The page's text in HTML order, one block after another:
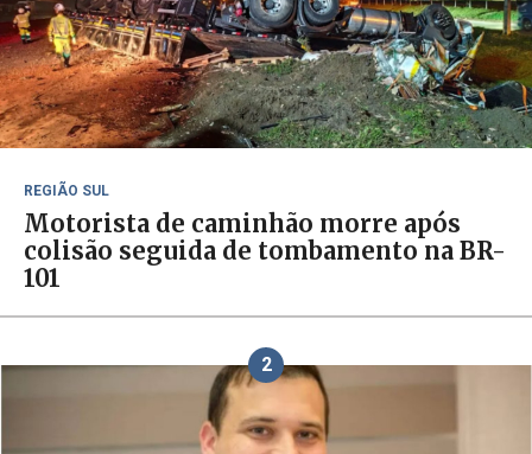
REGIÃO SUL
Motorista de caminhão morre após
colisão seguida de tombamento na BR-
101
2